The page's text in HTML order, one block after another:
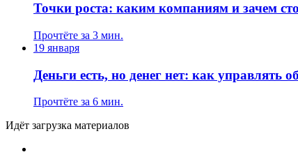
Точки роста: каким компаниям и зачем
Прочтёте за 3 мин.
19 января
Деньги есть, но денег нет: как
Прочтёте за 6 мин.
Идёт загрузка материалов